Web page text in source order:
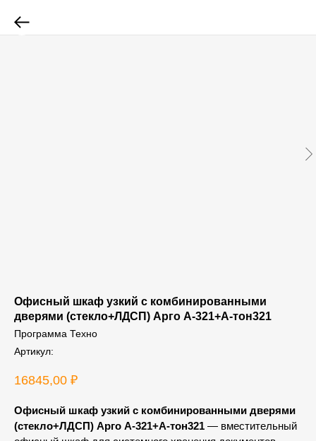
Офисный шкаф узкий с комбинированными
дверями (стекло+ЛДСП) Арго А-321+А-тон321
Программа Техно
Артикул:
16845,00 ₽
Офисный шкаф узкий с комбинированными дверями
(стекло+ЛДСП) Арго А-321+А-тон321 — вместительный